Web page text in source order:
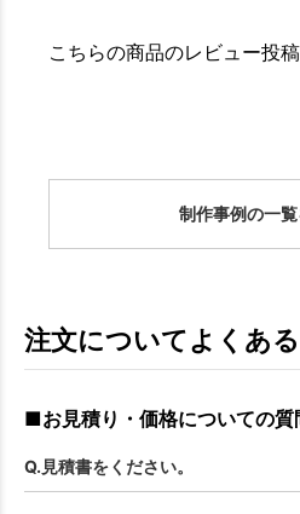
こちらの商品のレビュー投
制作事例の一
注文についてよくあ
■お見積り・価格についての質
Q.見積書をください。